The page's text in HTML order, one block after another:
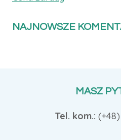
NAJNOWSZE
MASZ
Tel. kom.: (+48)